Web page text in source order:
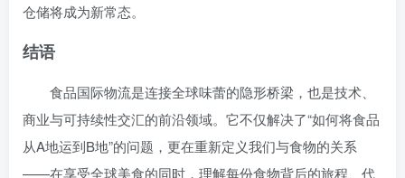
仓储将成为新常态。
结语
食品国际物流是连接全球味蕾的隐形桥梁，也是技术、
商业与可持续性交汇的前沿领域。它不仅解决了“如何将食品
从A地运到B地”的问题，更在重新定义我们与食物的关系
——在享受全球美食的同时，理解每份食物背后的旅程、代